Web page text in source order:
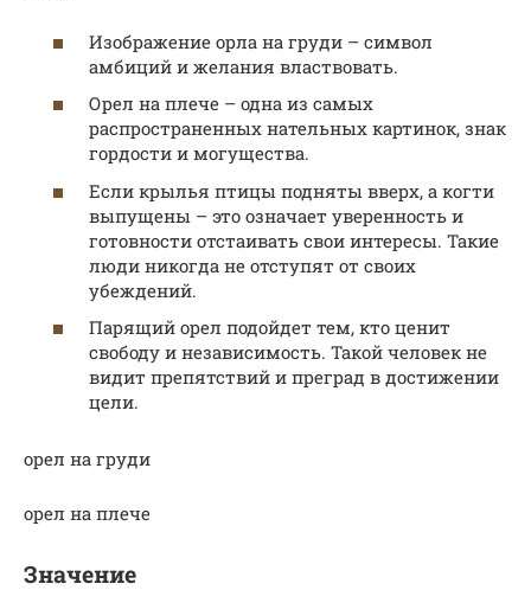
Изображение орла на груди – символ
амбиций и желания властвовать.
Орел на плече – одна из самых
распространенных нательных картинок, знак
гордости и могущества.
Если крылья птицы подняты вверх, а когти
выпущены – это означает уверенность и
готовности отстаивать свои интересы. Такие
люди никогда не отступят от своих
убеждений.
Парящий орел подойдет тем, кто ценит
свободу и независимость. Такой человек не
видит препятствий и преград в достижении
цели.
орел на груди
орел на плече
Значение